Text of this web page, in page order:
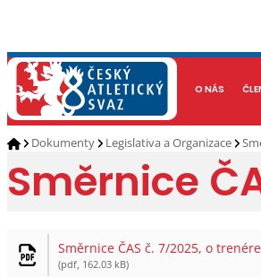
NOVINKY
O NÁS
Dokumenty Legislativa a Organizace
Směrnice
Směrnice ČAS č. 7/2025, o
(pdf, 162.03 kB)